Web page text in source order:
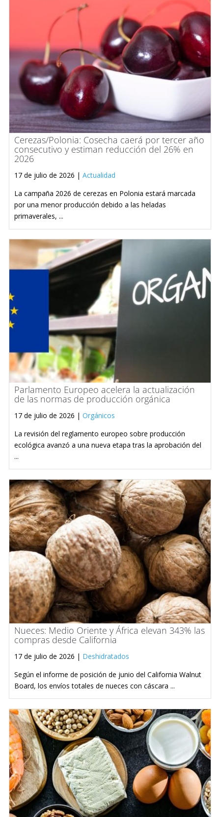
Cerezas/Polonia: Cosecha caerá por tercer año
consecutivo y estiman reducción del 26% en
2026
17 de julio de 2026 | Actualidad
La campaña 2026 de cerezas en Polonia estará marcada
por una menor producción debido a las heladas
primaverales, ...
Parlamento Europeo acelera la actualización
de las normas de producción orgánica
17 de julio de 2026 | Orgánicos
La revisión del reglamento europeo sobre producción
ecológica avanzó a una nueva etapa tras la aprobación del
...
Nueces: Medio Oriente y África elevan 343% las
compras desde California
17 de julio de 2026 | Deshidratados
Según el informe de posición de junio del California Walnut
Board, los envíos totales de nueces con cáscara ...